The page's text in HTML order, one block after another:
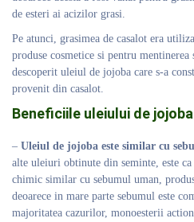
de esteri ai acizilor grasi.
Pe atunci, grasimea de casalot era
produse cosmetice si pentru
descoperit uleiul de jojoba care s-a
provenit din casalot.
Beneficiile uleiului de jojoba
– Uleiul de jojoba este similar cu
alte uleiuri obtinute din seminte, este
chimic similar cu sebumul uman,
deoarece in mare parte sebumul este
majoritatea cazurilor, monoesterii